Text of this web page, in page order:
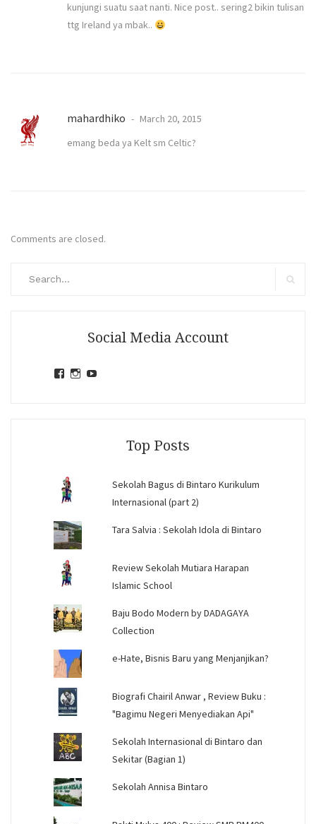
kunjungi suatu saat nanti. Nice post.. sering2 bikin tulisan
ttg Ireland ya mbak..
mahardhiko
March 20, 2015
emang beda ya Kelt sm Celtic?
Comments are closed.
Social Media Account
ViewView
Top Posts
Sekolah Bagus di Bintaro Kurikulum
Internasional (part 2)
Tara Salvia : Sekolah Idola di Bintaro
Review Sekolah Mutiara Harapan
Islamic School
Baju Bodo Modern by DADAGAYA
Collection
e-Hate, Bisnis Baru yang Menjanjikan?
Biografi Chairil Anwar , Review Buku :
"Bagimu Negeri Menyediakan Api"
Sekolah Internasional di Bintaro dan
Sekitar (Bagian 1)
Sekolah Annisa Bintaro